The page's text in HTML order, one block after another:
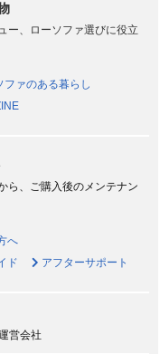
ー、ローソファ選びに役立
ファのある暮らし
ら、ご購入後のメンテナン
へ
ド
アフターサポート
営会社